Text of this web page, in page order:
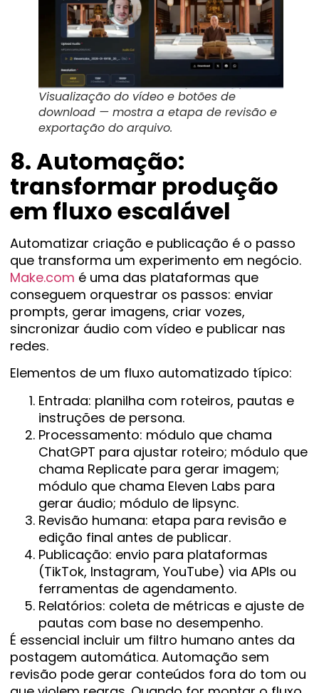
Visualização do vídeo e botões de
download — mostra a etapa de revisão e
exportação do arquivo.
8. Automação:
transformar produção
em fluxo escalável
Automatizar criação e publicação é o passo
que transforma um experimento em negócio.
Make.com é uma das plataformas que
conseguem orquestrar os passos: enviar
prompts, gerar imagens, criar vozes,
sincronizar áudio com vídeo e publicar nas
redes.
Elementos de um fluxo automatizado típico:
Entrada: planilha com roteiros, pautas e
instruções de persona.
Processamento: módulo que chama
ChatGPT para ajustar roteiro; módulo que
chama Replicate para gerar imagem;
módulo que chama Eleven Labs para
gerar áudio; módulo de lipsync.
Revisão humana: etapa para revisão e
edição final antes de publicar.
Publicação: envio para plataformas
(TikTok, Instagram, YouTube) via APIs ou
ferramentas de agendamento.
Relatórios: coleta de métricas e ajuste de
pautas com base no desempenho.
É essencial incluir um filtro humano antes da
postagem automática. Automação sem
revisão pode gerar conteúdos fora do tom ou